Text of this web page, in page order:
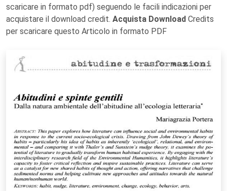
scaricare in formato pdf) seguendo le facili indicazioni per
acquistare il download credit. Acquista Download Credits
per scaricare questo Articolo in formato PDF